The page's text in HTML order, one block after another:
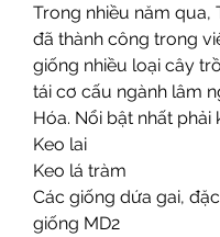
Trong nhiều năm qua,
đã thành công trong
giống nhiều loại cây
tái cơ cấu ngành lâm
Hóa. Nổi bật nhất phải
Keo lai
Keo lá tràm
Các giống dứa gai,
giống MD2